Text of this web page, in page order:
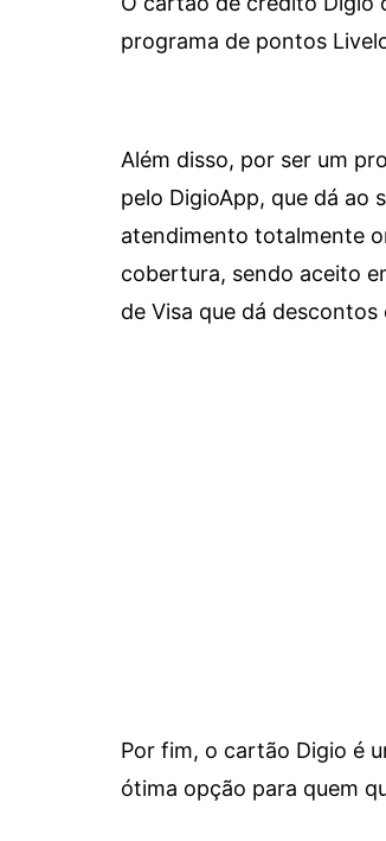
programa de pontos
Além disso, por ser um
pelo DigioApp, que dá ao
atendimento totalmente
cobertura, sendo aceito
de Visa que dá
Por fim, o cartão Digio é
ótima opção para quem